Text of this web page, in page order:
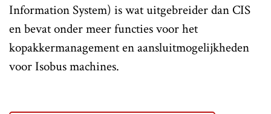
Information System) is wat uitgebreider dan CIS
en bevat onder meer functies voor het
kopakkermanagement en aansluitmogelijkheden
voor Isobus machines.